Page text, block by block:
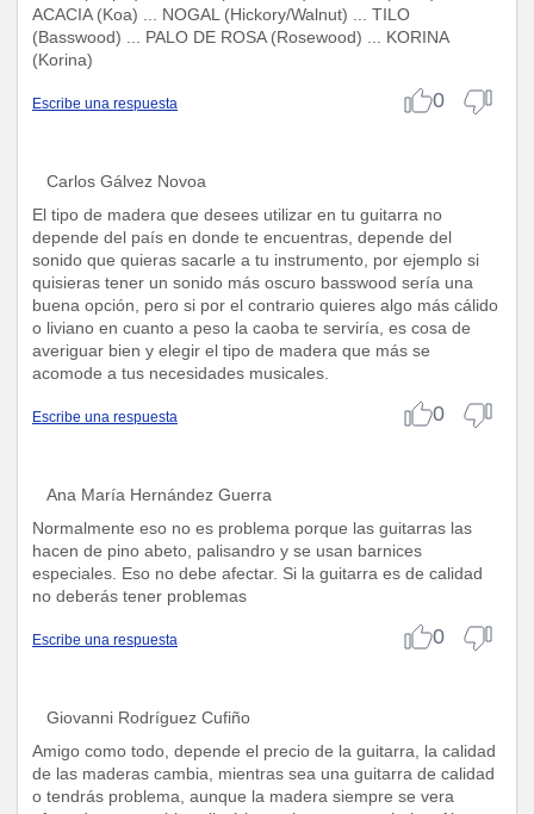
ACACIA (Koa) ... NOGAL (Hickory/Walnut) ... TILO
(Basswood) ... PALO DE ROSA (Rosewood) ... KORINA
(Korina)
Escribe una respuesta 0
Carlos Gálvez Novoa
El tipo de madera que desees utilizar en tu guitarra no
depende del país en donde te encuentras, depende del
sonido que quieras sacarle a tu instrumento, por ejemplo si
quisieras tener un sonido más oscuro basswood sería una
buena opción, pero si por el contrario quieres algo más cálido
o liviano en cuanto a peso la caoba te serviría, es cosa de
averiguar bien y elegir el tipo de madera que más se
acomode a tus necesidades musicales.
Escribe una respuesta 0
Ana María Hernández Guerra
Normalmente eso no es problema porque las guitarras las
hacen de pino abeto, palisandro y se usan barnices
especiales. Eso no debe afectar. Si la guitarra es de calidad
no deberás tener problemas
Escribe una respuesta 0
Giovanni Rodríguez Cufiño
Amigo como todo, depende el precio de la guitarra, la calidad
de las maderas cambia, mientras sea una guitarra de calidad
o tendrás problema, aunque la madera siempre se vera